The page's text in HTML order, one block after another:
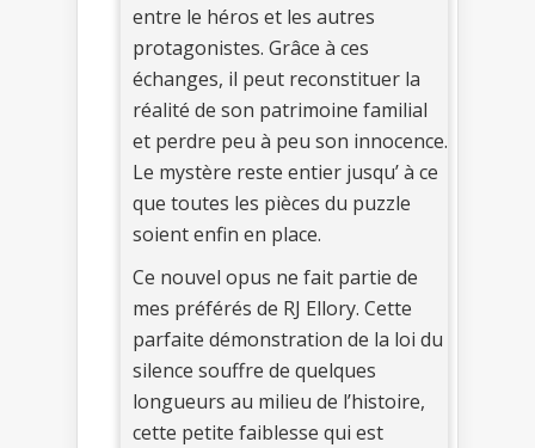
entre le héros et les autres
protagonistes. Grâce à ces
échanges, il peut reconstituer la
réalité de son patrimoine familial
et perdre peu à peu son innocence.
Le mystère reste entier jusqu’ à ce
que toutes les pièces du puzzle
soient enfin en place.
Ce nouvel opus ne fait partie de
mes préférés de RJ Ellory. Cette
parfaite démonstration de la loi du
silence souffre de quelques
longueurs au milieu de l’histoire,
cette petite faiblesse qui est